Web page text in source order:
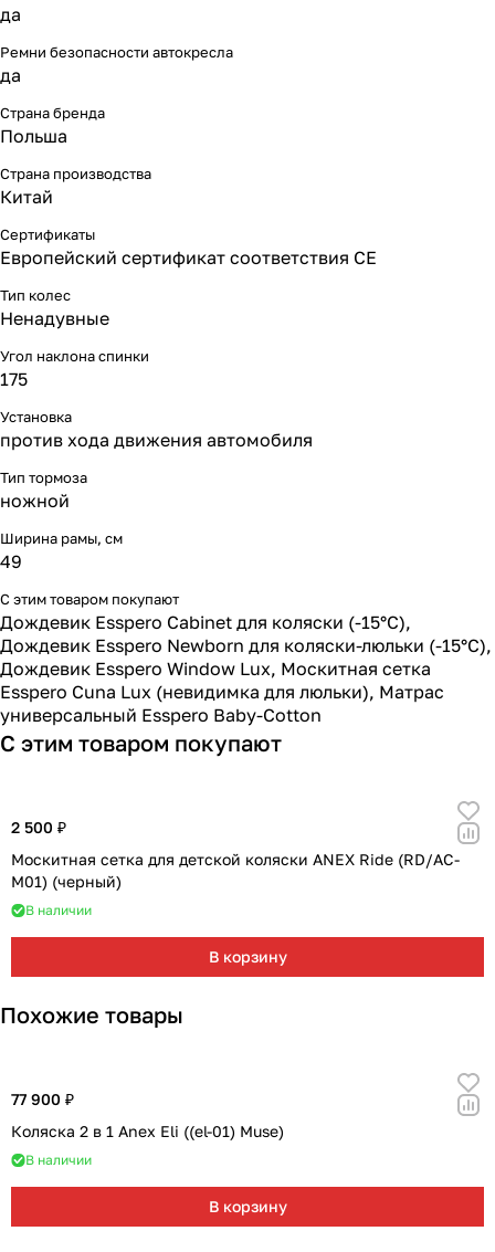
да
Ремни безопасности автокресла
да
Страна бренда
Польша
Страна производства
Китай
Сертификаты
Европейский сертификат соответствия СЕ
Тип колес
Ненадувные
Угол наклона спинки
175
Установка
против хода движения автомобиля
Тип тормоза
ножной
Ширина рамы, см
49
С этим товаром покупают
Дождевик Esspero Cabinet для коляски (-15°С),
Дождевик Esspero Newborn для коляски-люльки (-15°С),
Дождевик Esspero Window Lux, Москитная сетка
Esspero Cuna Lux (невидимка для люльки), Матрас
универсальный Esspero Baby-Cotton
С этим товаром покупают
2 500 ₽
Москитная сетка для детской коляски ANEX Ride (RD/AC-
M01) (черный)
В наличии
В корзину
Похожие товары
77 900 ₽
Коляска 2 в 1 Anex Eli ((el-01) Muse)
В наличии
В корзину